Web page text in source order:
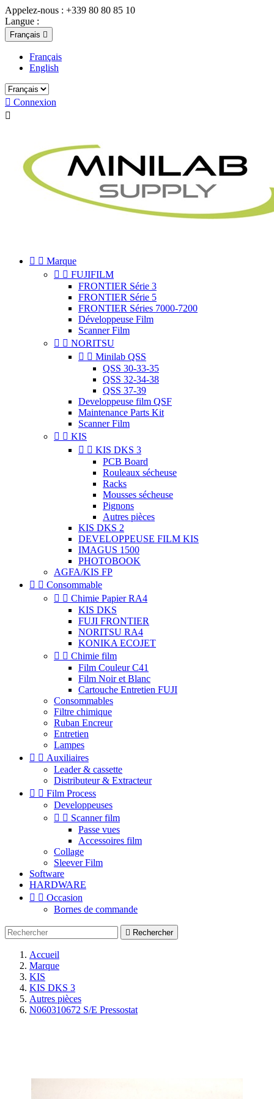
Appelez-nous : +339 80 80 85 10
Langue :
Français 
Français
English
 Connexion

  Marque
  FUJIFILM
FRONTIER Série 3
FRONTIER Série 5
FRONTIER Séries 7000-7200
Développeuse Film
Scanner Film
  NORITSU
  Minilab QSS
QSS 30-33-35
QSS 32-34-38
QSS 37-39
Developpeuse film QSF
Maintenance Parts Kit
Scanner Film
  KIS
  KIS DKS 3
PCB Board
Rouleaux sécheuse
Racks
Mousses sécheuse
Pignons
Autres pièces
KIS DKS 2
DEVELOPPEUSE FILM KIS
IMAGUS 1500
PHOTOBOOK
AGFA/KIS FP
  Consommable
  Chimie Papier RA4
KIS DKS
FUJI FRONTIER
NORITSU RA4
KONIKA ECOJET
  Chimie film
Film Couleur C41
Film Noir et Blanc
Cartouche Entretien FUJI
Consommables
Filtre chimique
Ruban Encreur
Entretien
Lampes
  Auxiliaires
Leader & cassette
Distributeur & Extracteur
  Film Process
Developpeuses
  Scanner film
Passe vues
Accessoires film
Collage
Sleever Film
Software
HARDWARE
  Occasion
Bornes de commande
 Rechercher
Accueil
Marque
KIS
KIS DKS 3
Autres pièces
N060310672 S/E Pressostat